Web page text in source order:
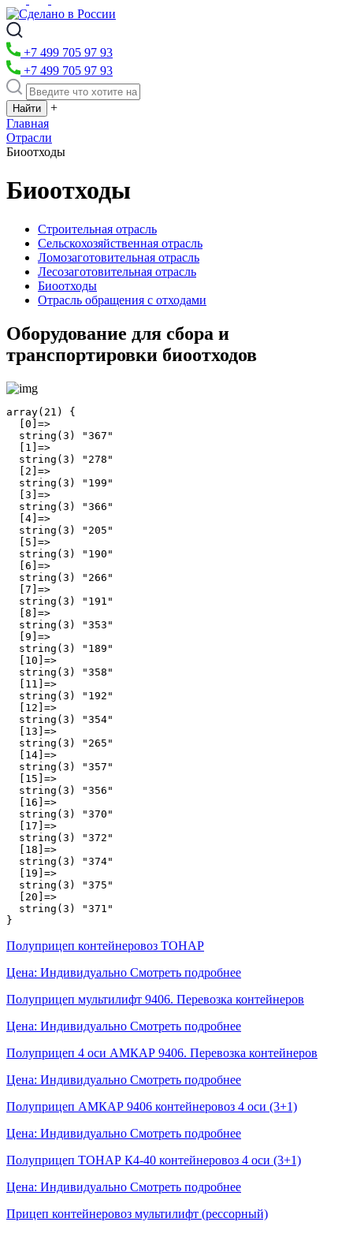
+7 499 705 97 93
+7 499 705 97 93
+
Главная
Отрасли
Биоотходы
Биоотходы
Строительная отрасль
Сельскохозяйственная отрасль
Ломозаготовительная отрасль
Лесозаготовительная отрасль
Биоотходы
Отрасль обращения с отходами
Оборудование для сбора и
транспортировки биоотходов
array(21) {
  [0]=>
  string(3) "367"
  [1]=>
  string(3) "278"
  [2]=>
  string(3) "199"
  [3]=>
  string(3) "366"
  [4]=>
  string(3) "205"
  [5]=>
  string(3) "190"
  [6]=>
  string(3) "266"
  [7]=>
  string(3) "191"
  [8]=>
  string(3) "353"
  [9]=>
  string(3) "189"
  [10]=>
  string(3) "358"
  [11]=>
  string(3) "192"
  [12]=>
  string(3) "354"
  [13]=>
  string(3) "265"
  [14]=>
  string(3) "357"
  [15]=>
  string(3) "356"
  [16]=>
  string(3) "370"
  [17]=>
  string(3) "372"
  [18]=>
  string(3) "374"
  [19]=>
  string(3) "375"
  [20]=>
  string(3) "371"
Полуприцеп контейнеровоз ТОНАР
Цена: Индивидуально Смотреть подробнее
Полуприцеп мультилифт 9406. Перевозка контейнеров
Цена: Индивидуально Смотреть подробнее
Полуприцеп 4 оси АМКАР 9406. Перевозка контейнеров
Цена: Индивидуально Смотреть подробнее
Полуприцеп АМКАР 9406 контейнеровоз 4 оси (3+1)
Цена: Индивидуально Смотреть подробнее
Полуприцеп ТОНАР К4-40 контейнеровоз 4 оси (3+1)
Цена: Индивидуально Смотреть подробнее
Прицеп контейнеровоз мультилифт (рессорный)